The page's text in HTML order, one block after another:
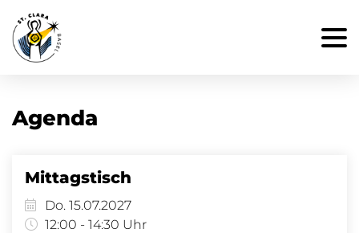
Agenda
Mittagstisch
Do. 15.07.2027
12:00 - 14:30 Uhr